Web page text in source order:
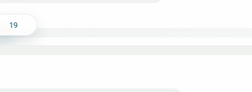
19